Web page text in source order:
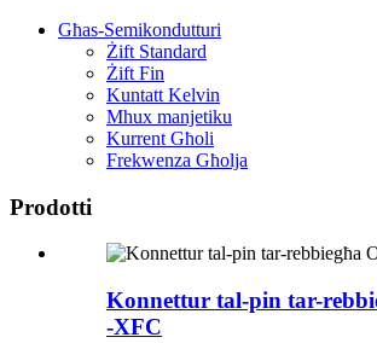
Għas-Semikondutturi
Żift Standard
Żift Fin
Kuntatt Kelvin
Mhux manjetiku
Kurrent Għoli
Frekwenza Għolja
Prodotti
Konnettur tal-pin tar-
-XFC